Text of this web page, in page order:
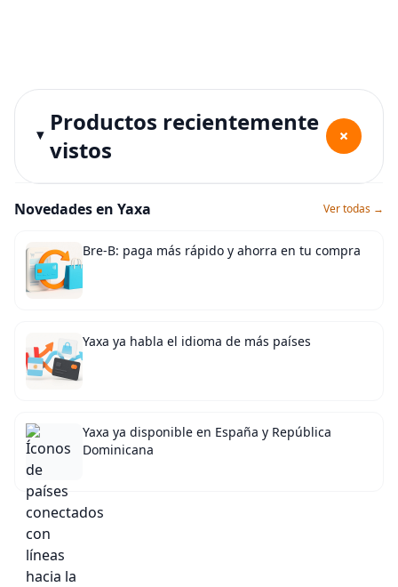
Productos recientemente
vistos
+
Novedades en Yaxa Ver todas →
Bre-B: paga más rápido y ahorra en tu compra
Yaxa ya habla el idioma de más países
Yaxa ya disponible en España y República
Dominicana